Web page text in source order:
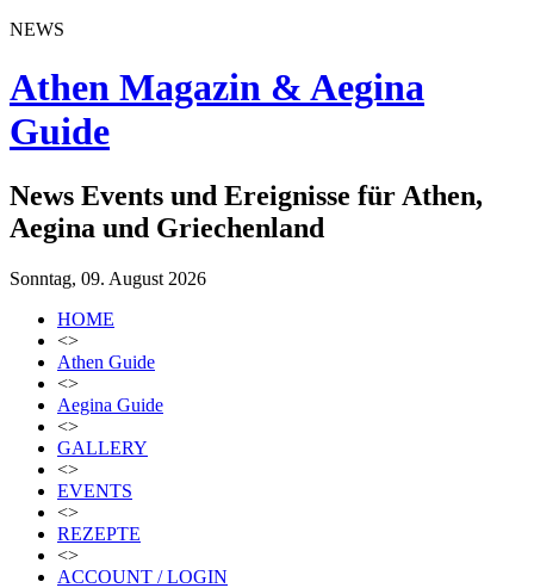
NEWS
Athen Magazin & Aegina
Guide
News Events und Ereignisse für Athen,
Aegina und Griechenland
Sonntag, 09. August 2026
HOME
<>
Athen Guide
<>
Aegina Guide
<>
GALLERY
<>
EVENTS
<>
REZEPTE
<>
ACCOUNT / LOGIN